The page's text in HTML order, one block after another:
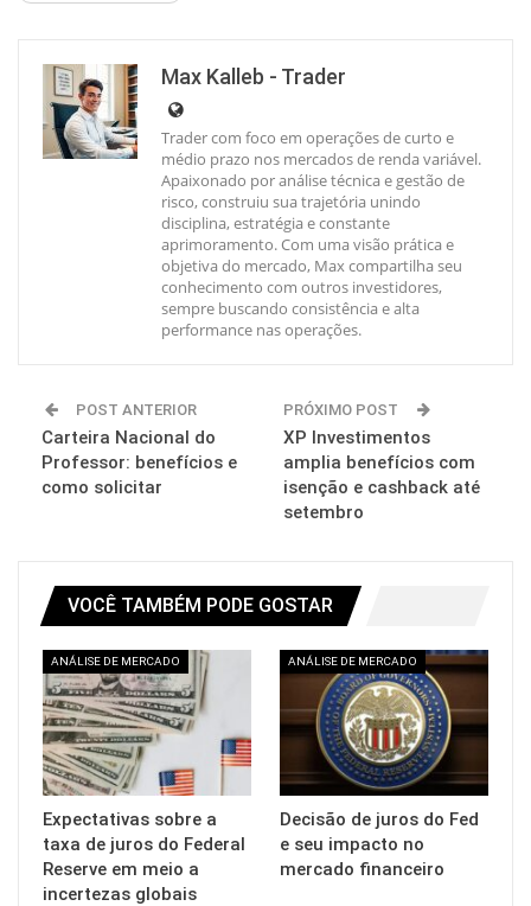
Max Kalleb - Trader
Trader com foco em operações de curto e
médio prazo nos mercados de renda variável.
Apaixonado por análise técnica e gestão de
risco, construiu sua trajetória unindo
disciplina, estratégia e constante
aprimoramento. Com uma visão prática e
objetiva do mercado, Max compartilha seu
conhecimento com outros investidores,
sempre buscando consistência e alta
performance nas operações.
POST ANTERIOR
Carteira Nacional do
Professor: benefícios e
como solicitar
PRÓXIMO POST
XP Investimentos
amplia benefícios com
isenção e cashback até
setembro
VOCÊ TAMBÉM PODE GOSTAR
ANÁLISE DE MERCADO
Expectativas sobre a
taxa de juros do Federal
Reserve em meio a
incertezas globais
ANÁLISE DE MERCADO
Decisão de juros do Fed
e seu impacto no
mercado financeiro